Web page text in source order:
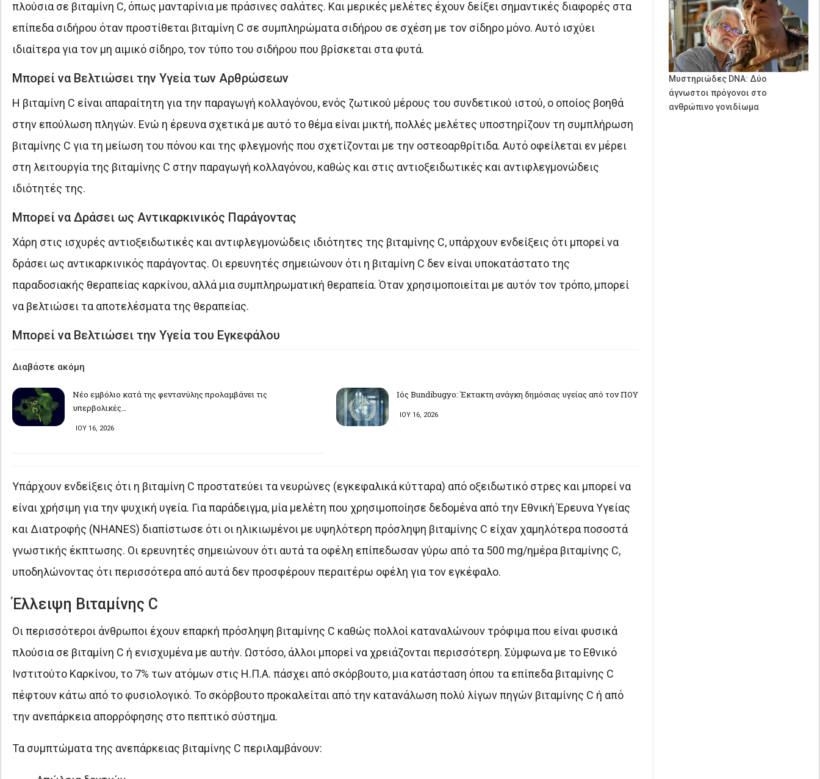
πλούσια σε βιταμίνη C, όπως μανταρίνια με πράσινες σαλάτες. Και μερικές μελέτες έχουν δείξει σημαντικές διαφορές στα
επίπεδα σιδήρου όταν προστίθεται βιταμίνη C σε συμπληρώματα σιδήρου σε σχέση με τον σίδηρο μόνο. Αυτό ισχύει
ιδιαίτερα για τον μη αιμικό σίδηρο, τον τύπο του σιδήρου που βρίσκεται στα φυτά.
Μπορεί να Βελτιώσει την Υγεία των Αρθρώσεων
Η βιταμίνη C είναι απαραίτητη για την παραγωγή κολλαγόνου, ενός ζωτικού μέρους του συνδετικού ιστού, ο οποίος βοηθά
στην επούλωση πληγών. Ενώ η έρευνα σχετικά με αυτό το θέμα είναι μικτή, πολλές μελέτες υποστηρίζουν τη συμπλήρωση
βιταμίνης C για τη μείωση του πόνου και της φλεγμονής που σχετίζονται με την οστεοαρθρίτιδα. Αυτό οφείλεται εν μέρει
στη λειτουργία της βιταμίνης C στην παραγωγή κολλαγόνου, καθώς και στις αντιοξειδωτικές και αντιφλεγμονώδεις
ιδιότητές της.
Μπορεί να Δράσει ως Αντικαρκινικός Παράγοντας
Χάρη στις ισχυρές αντιοξειδωτικές και αντιφλεγμονώδεις ιδιότητες της βιταμίνης C, υπάρχουν ενδείξεις ότι μπορεί να
δράσει ως αντικαρκινικός παράγοντας. Οι ερευνητές σημειώνουν ότι η βιταμίνη C δεν είναι υποκατάστατο της
παραδοσιακής θεραπείας καρκίνου, αλλά μια συμπληρωματική θεραπεία. Όταν χρησιμοποιείται με αυτόν τον τρόπο, μπορεί
να βελτιώσει τα αποτελέσματα της θεραπείας.
Μπορεί να Βελτιώσει την Υγεία του Εγκεφάλου
Διαβάστε ακόμη
Νέο εμβόλιο κατά της φεντανύλης προλαμβάνει τις
υπερβολικές…
ΙΟΥ 16, 2026
Ιός Bundibugyo: Έκτακτη ανάγκη δημόσιας υγείας από τον ΠΟΥ
ΙΟΥ 16, 2026
Υπάρχουν ενδείξεις ότι η βιταμίνη C προστατεύει τα νευρώνες (εγκεφαλικά κύτταρα) από οξειδωτικό στρες και μπορεί να
είναι χρήσιμη για την ψυχική υγεία. Για παράδειγμα, μία μελέτη που χρησιμοποίησε δεδομένα από την Εθνική Έρευνα Υγείας
και Διατροφής (NHANES) διαπίστωσε ότι οι ηλικιωμένοι με υψηλότερη πρόσληψη βιταμίνης C είχαν χαμηλότερα ποσοστά
γνωστικής έκπτωσης. Οι ερευνητές σημειώνουν ότι αυτά τα οφέλη επίπεδωσαν γύρω από τα 500 mg/ημέρα βιταμίνης C,
υποδηλώνοντας ότι περισσότερα από αυτά δεν προσφέρουν περαιτέρω οφέλη για τον εγκέφαλο.
Έλλειψη Βιταμίνης C
Οι περισσότεροι άνθρωποι έχουν επαρκή πρόσληψη βιταμίνης C καθώς πολλοί καταναλώνουν τρόφιμα που είναι φυσικά
πλούσια σε βιταμίνη C ή ενισχυμένα με αυτήν. Ωστόσο, άλλοι μπορεί να χρειάζονται περισσότερη. Σύμφωνα με το Εθνικό
Ινστιτούτο Καρκίνου, το 7% των ατόμων στις Η.Π.Α. πάσχει από σκόρβουτο, μια κατάσταση όπου τα επίπεδα βιταμίνης C
πέφτουν κάτω από το φυσιολογικό. Το σκόρβουτο προκαλείται από την κατανάλωση πολύ λίγων πηγών βιταμίνης C ή από
την ανεπάρκεια απορρόφησης στο πεπτικό σύστημα.
Τα συμπτώματα της ανεπάρκειας βιταμίνης C περιλαμβάνουν:
Μυστηριώδες DNA: Δύο
άγνωστοι πρόγονοι στο
ανθρώπινο γονιδίωμα